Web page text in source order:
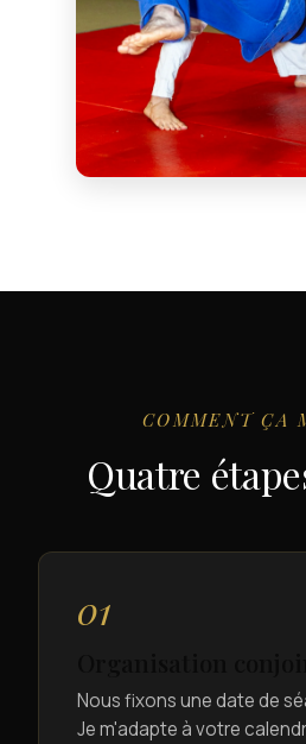
COMMENT ÇA
Quatre
01
Nous fixons une date de
Je m'adapte à votre